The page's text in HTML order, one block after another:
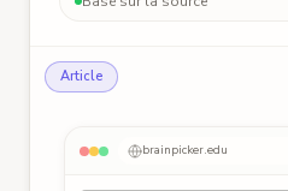
Article
brainpicker.edu